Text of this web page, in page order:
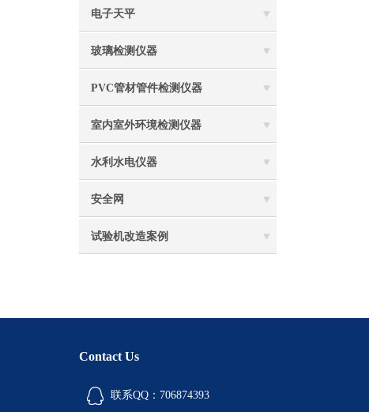
电子天平
玻璃检测仪器
PVC管材管件检测仪器
室内室外环境检测仪器
水利水电仪器
安全网
试验机改造案例
Contact Us
联系QQ：706874393